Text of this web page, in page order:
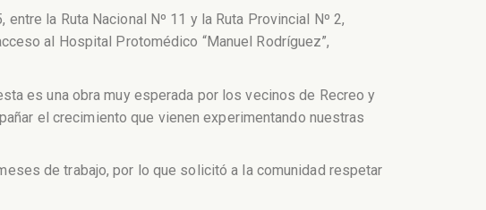
la Ruta Nacional Nº 11 y la Ruta Provincial Nº 2,
al Hospital Protomédico “Manuel Rodríguez”,
es una obra muy esperada por los vecinos de Recreo y
el crecimiento que vienen experimentando nuestras
de trabajo, por lo que solicitó a la comunidad respetar